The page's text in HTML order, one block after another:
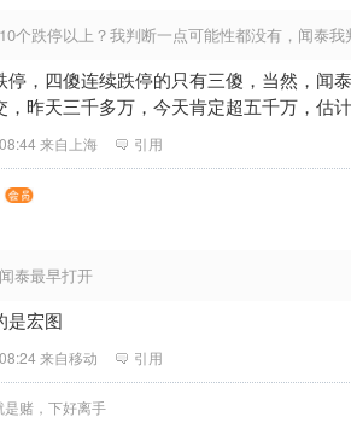
个跌停以上？我判断一点可能性都没有，闻泰
停，四傻连续跌停的只有三傻，当然，闻
，昨天三千多万，今天肯定超五千万，估
来自上海 引用
泰最早打开
是宏图
来自移动 引用
是赌，下好离手